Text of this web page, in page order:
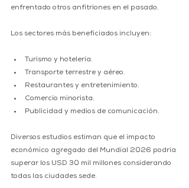
enfrentado otros anfitriones en el pasado.
Los sectores más beneficiados incluyen:
Turismo y hotelería.
Transporte terrestre y aéreo.
Restaurantes y entretenimiento.
Comercio minorista.
Publicidad y medios de comunicación.
Diversos estudios estiman que el impacto
económico agregado del Mundial 2026 podría
superar los USD 30 mil millones considerando
todas las ciudades sede.